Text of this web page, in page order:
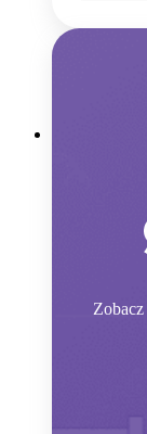
Zobacz